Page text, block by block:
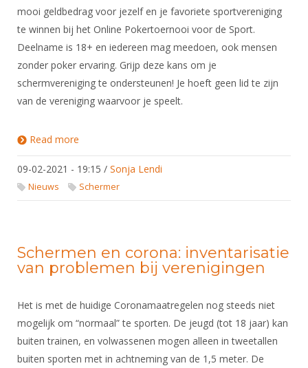
mooi geldbedrag voor jezelf en je favoriete sportvereniging
te winnen bij het Online Pokertoernooi voor de Sport.
Deelname is 18+ en iedereen mag meedoen, ook mensen
zonder poker ervaring. Grijp deze kans om je
schermvereniging te ondersteunen! Je hoeft geen lid te zijn
van de vereniging waarvoor je speelt.
Read more
09-02-2021 - 19:15 / Sonja Lendi
Nieuws Schermer
Schermen en corona: inventarisatie
van problemen bij verenigingen
Het is met de huidige Coronamaatregelen nog steeds niet
mogelijk om “normaal” te sporten. De jeugd (tot 18 jaar) kan
buiten trainen, en volwassenen mogen alleen in tweetallen
buiten sporten met in achtneming van de 1,5 meter. De